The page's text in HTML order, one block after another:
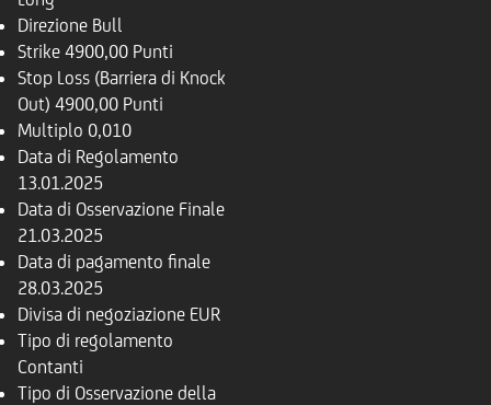
Direzione Bull
Strike 4900,00 Punti
Stop Loss (Barriera di Knock
Out) 4900,00 Punti
Multiplo 0,010
Data di Regolamento
13.01.2025
Data di Osservazione Finale
21.03.2025
Data di pagamento finale
28.03.2025
Divisa di negoziazione EUR
Tipo di regolamento
Contanti
Tipo di Osservazione della